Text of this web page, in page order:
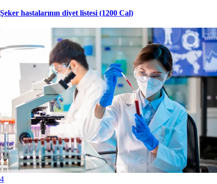
Şeker hastalarının diyet listesi (1200 Cal)
4